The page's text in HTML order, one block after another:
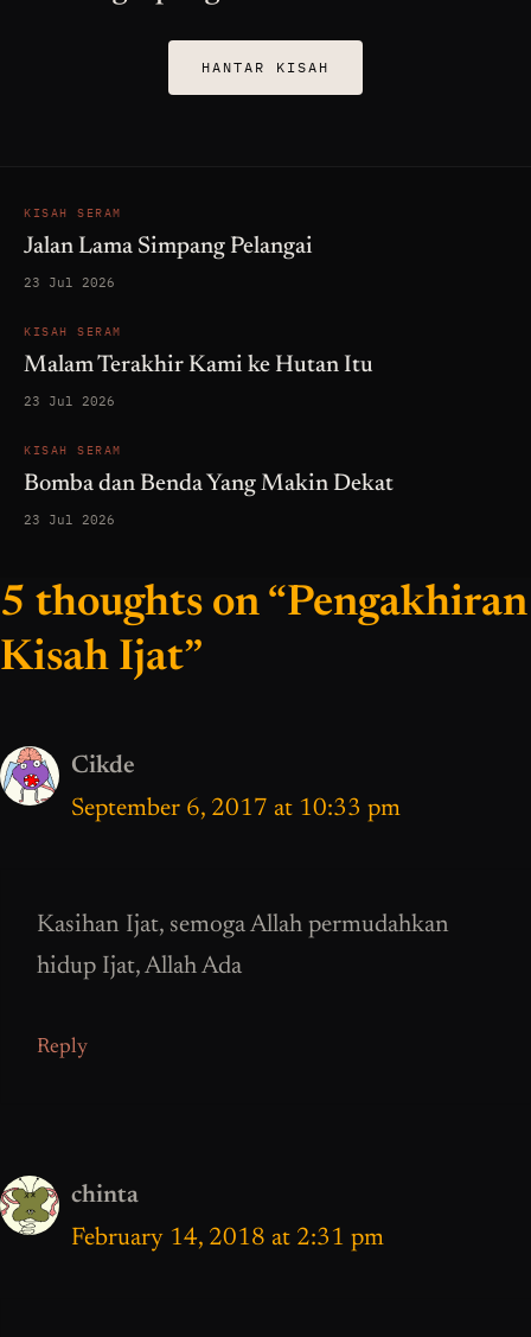
HANTAR KISAH
KISAH SERAM
Jalan Lama Simpang Pelangai
23 Jul 2026
KISAH SERAM
Malam Terakhir Kami ke Hutan Itu
23 Jul 2026
KISAH SERAM
Bomba dan Benda Yang Makin Dekat
23 Jul 2026
5 thoughts on “Pengakhiran
Kisah Ijat”
Cikde
September 6, 2017 at 10:33 pm
Kasihan Ijat, semoga Allah permudahkan
hidup Ijat, Allah Ada
Reply
chinta
February 14, 2018 at 2:31 pm